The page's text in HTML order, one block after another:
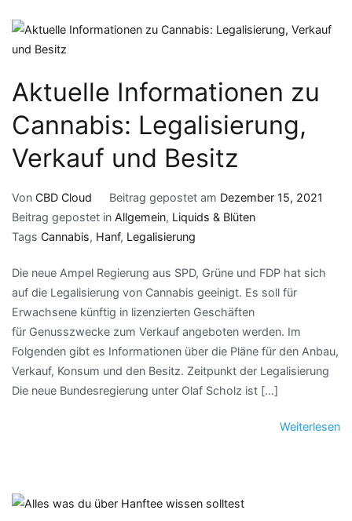
Aktuelle Informationen zu
Cannabis: Legalisierung,
Verkauf und Besitz
Von CBD Cloud Beitrag gepostet am Dezember 15, 2021
Beitrag gepostet in Allgemein, Liquids & Blüten
Tags Cannabis, Hanf, Legalisierung
Die neue Ampel Regierung aus SPD, Grüne und FDP hat sich
auf die Legalisierung von Cannabis geeinigt. Es soll für
Erwachsene künftig in lizenzierten Geschäften
für Genusszwecke zum Verkauf angeboten werden. Im
Folgenden gibt es Informationen über die Pläne für den Anbau,
Verkauf, Konsum und den Besitz. Zeitpunkt der Legalisierung
Die neue Bundesregierung unter Olaf Scholz ist […]
Weiterlesen